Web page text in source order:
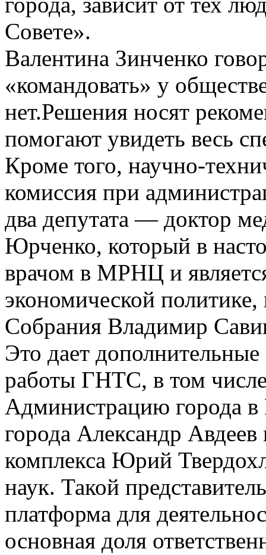
Совете».
Валентина Зинченко
«командовать» у
нет.Решения носят
помогают увидеть весь
Кроме того, научно-­
комиссия при
два депутата — доктор
Юрченко, который в
врачом в МРНЦ и
экономической политике,
Собрания Владимир
Это дает
работы ГНТС, в том
Администрацию города в
города Александр
комплекса Юрий
наук. Такой
платформа для
основная доля